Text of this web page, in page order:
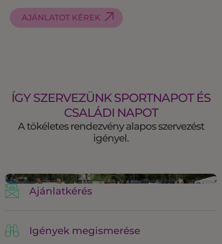
AJÁNLATOT KÉREK
ÍGY SZERVEZÜNK SPORTNAPOT ÉS
CSALÁDI NAPOT
A tökéletes rendezvény alapos szervezést
igényel.
Ajánlatkérés
Igények megismerése